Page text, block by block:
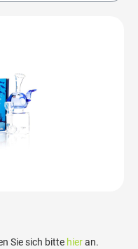
Sie sich bitte hieran.